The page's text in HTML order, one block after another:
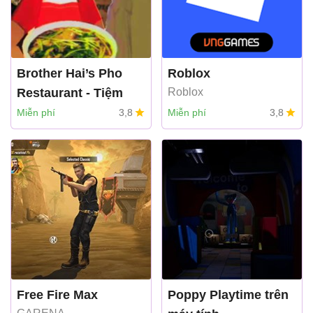
Brother Hai’s Pho
Restaurant - Tiệm
phở Anh Hai
Godot Engine
Miễn phí 3,8
Roblox
Roblox
Miễn phí 3,8
Free Fire Max
Poppy Playtime trên